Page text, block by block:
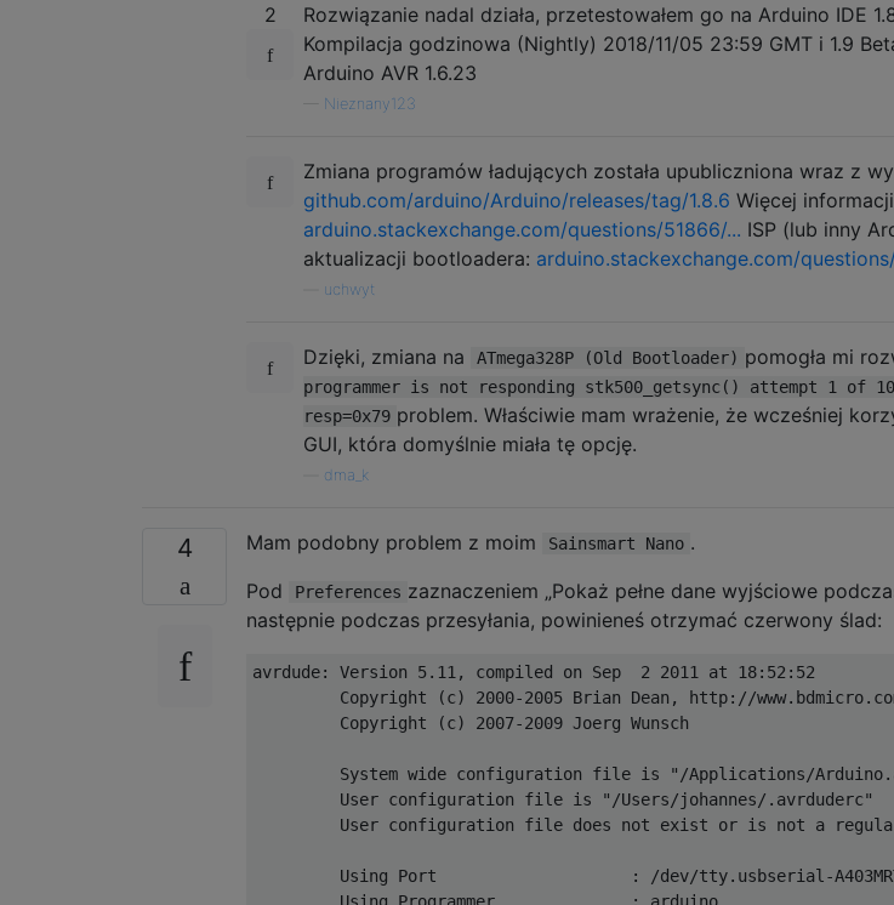
2
Rozwiązanie nadal działa, przetestowałem go na Arduino IDE
Kompilacja godzinowa (Nightly) 2018/11/05 23:59 GMT i 1.9
Arduino AVR 1.6.23
Nieznany123
Zmiana programów ładujących została upubliczniona wraz z
github.com/arduino/Arduino/releases/tag/1.8.6 Więcej
arduino.stackexchange.com/questions/51866/... ISP (lub inny
aktualizacji bootloadera: arduino.stackexchange.com/
uchwyt
Dzięki, zmiana na ATmega328P (Old Bootloader) pomogła mi
programmer is not responding stk500_getsync() attempt 1 of
resp=0x79 problem. Właściwie mam wrażenie, że wcześniej
GUI, która domyślnie miała tę opcję.
dma_k
4 Mam podobny problem z moim Sainsmart Nano .
Pod
Preferences zaznaczeniem „Pokaż pełne dane wyjściowe
następnie podczas przesyłania, powinieneś otrzymać czerwony ślad:
avrdude: Version 5.11 , compiled on Sep 2 2011 at 18: 52 : 52
Copyright
(c) 2000-2005 Brian Dean , http: //
Copyright
(c) 2007-2009 Joerg Wunsch
System wide configuration file is
"/Applications/
User configuration file is
"/Users/johannes/.avrduderc"
User configuration file does not exist or is not a
Using Port : /dev/tty. usbserial -
Using
Programmer :
arduino